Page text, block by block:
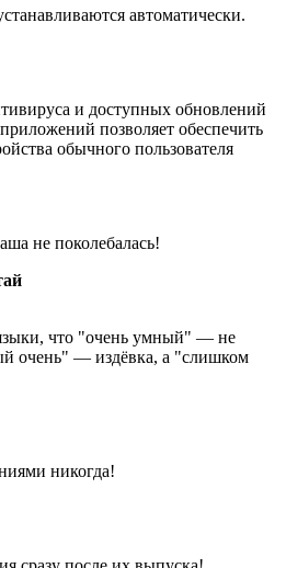
автоматически.
и доступных обновлений
позволяет обеспечить
обычного пользователя
не поколебалась!
что "очень умный" — не
очень" — издёвка, а "слишком
никогда!